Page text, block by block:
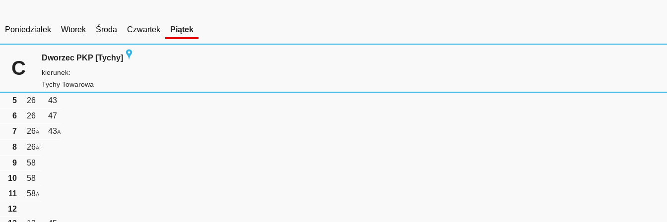
Poniedziałek Wtorek Środa Czwartek Piątek
C Dworzec PKP [Tychy]
kierunek:
Tychy Towarowa
5 26
43
6
26
47
7
26A 43A
8 26Af
9
58
10
58
11
58A
12